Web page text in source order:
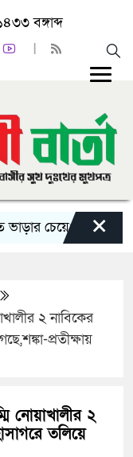
বঙ্গাব্দ
চেয়েও কম নিচ্ছে’×
২ নাবিকের
প্রতীক্ষায়
নোয়াখালীর ২
তলিয়ে